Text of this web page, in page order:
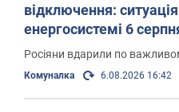
відключення:
енергосистемі 6
Росіяни вдарили по
Комуналка 6.08.2026 16:42